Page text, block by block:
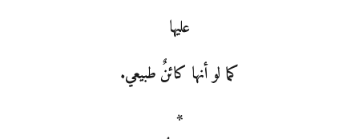
عليها
كما لو أنها كائنٌ طبيعي.
*